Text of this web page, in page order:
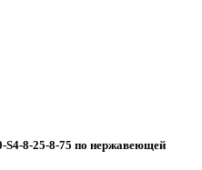
S4-8-25-8-75 по нержавеющей